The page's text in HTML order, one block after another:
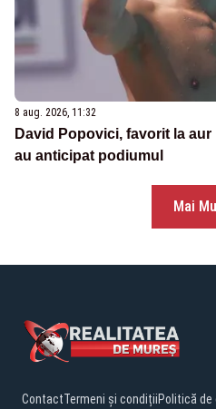
8 aug. 2026, 11:32
David Popovici, favorit la
au anticipat podiumul
Mai
ContactTermeni și condițiiPolitică